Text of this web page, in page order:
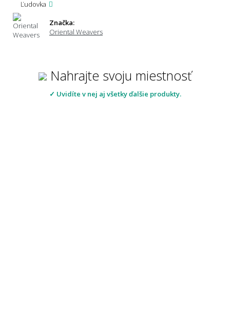
Ľudovka
Značka:
Oriental Weavers
Nahrajte svoju miestnosť
✓ Uvidíte v nej aj všetky ďalšie produkty.